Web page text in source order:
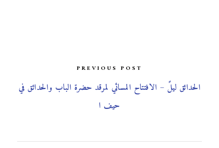
PREVIOUS POST
الحدائق ليلً – الافتتاح المسائي لمرقد حضرة الباب والحدائق في
حيف ا